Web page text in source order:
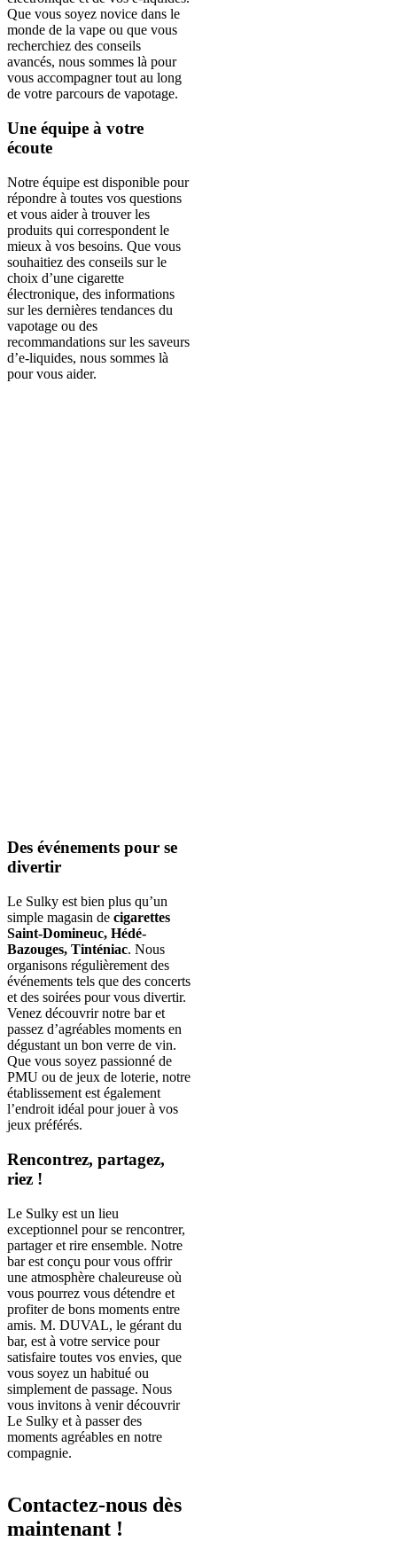
Que vous soyez novice dans le
monde de la vape ou que vous
recherchiez des conseils
avancés, nous sommes là pour
vous accompagner tout au long
de votre parcours de vapotage.
Une équipe à votre
écoute
Notre équipe est disponible pour
répondre à toutes vos questions
et vous aider à trouver les
produits qui correspondent le
mieux à vos besoins. Que vous
souhaitiez des conseils sur le
choix d’une cigarette
électronique, des informations
sur les dernières tendances du
vapotage ou des
recommandations sur les saveurs
d’e-liquides, nous sommes là
pour vous aider.
Des événements pour se
divertir
Le Sulky est bien plus qu’un
simple magasin de cigarettes
Saint-Domineuc, Hédé-
Bazouges, Tinténiac. Nous
organisons régulièrement des
événements tels que des concerts
et des soirées pour vous divertir.
Venez découvrir notre bar et
passez d’agréables moments en
dégustant un bon verre de vin.
Que vous soyez passionné de
PMU ou de jeux de loterie, notre
établissement est également
l’endroit idéal pour jouer à vos
jeux préférés.
Rencontrez, partagez,
riez !
Le Sulky est un lieu
exceptionnel pour se rencontrer,
partager et rire ensemble. Notre
bar est conçu pour vous offrir
une atmosphère chaleureuse où
vous pourrez vous détendre et
profiter de bons moments entre
amis. M. DUVAL, le gérant du
bar, est à votre service pour
satisfaire toutes vos envies, que
vous soyez un habitué ou
simplement de passage. Nous
vous invitons à venir découvrir
Le Sulky et à passer des
moments agréables en notre
compagnie.
Contactez-nous dès
maintenant !